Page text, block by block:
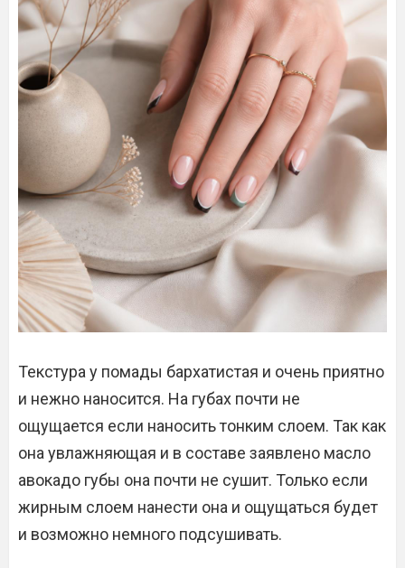
Текстура у помады бархатистая и очень приятно
и нежно наносится. На губах почти не
ощущается если наносить тонким слоем. Так как
она увлажняющая и в составе заявлено масло
авокадо губы она почти не сушит. Только если
жирным слоем нанести она и ощущаться будет
и возможно немного подсушивать.